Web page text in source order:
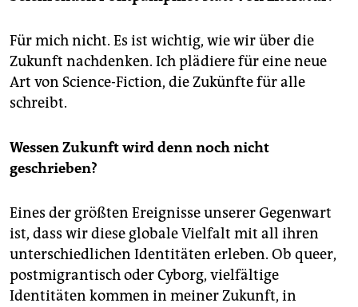
Für mich nicht. Es ist wichtig, wie wir über die
Zukunft nachdenken. Ich plädiere für eine neue
Art von Science-Fiction, die Zukünfte für alle
schreibt.
Wessen Zukunft wird denn noch nicht
geschrieben?
Eines der größten Ereignisse unserer Gegenwart
ist, dass wir diese globale Vielfalt mit all ihren
unterschiedlichen Identitäten erleben. Ob queer,
postmigrantisch oder Cyborg, vielfältige
Identitäten kommen in meiner Zukunft, in